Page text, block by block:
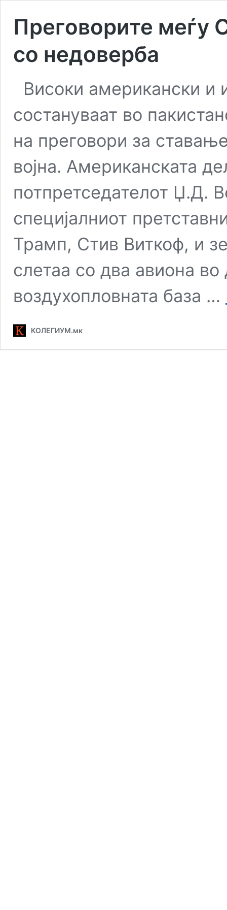
Преговорите меѓу
со недоверба
Високи американски и
состануваат во
на преговори за
војна. Американската
потпретседателот Џ.Д.
специјалниот
Трамп, Стив Виткоф, и
слетаа со два авиона
воздухопловната база …
КОЛЕГИУМ.мк